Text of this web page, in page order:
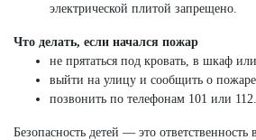
электрической плитой запрещено.
Что делать, если начался пожар
не прятаться под кровать, в шкаф
выйти на улицу и сообщить о
позвонить по телефонам 101 или 112.
Безопасность детей — это